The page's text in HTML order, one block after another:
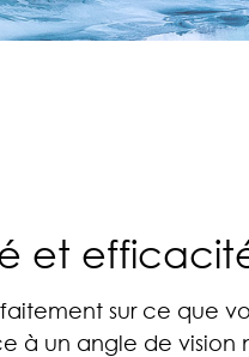
et
sur ce que
à un angle de vision